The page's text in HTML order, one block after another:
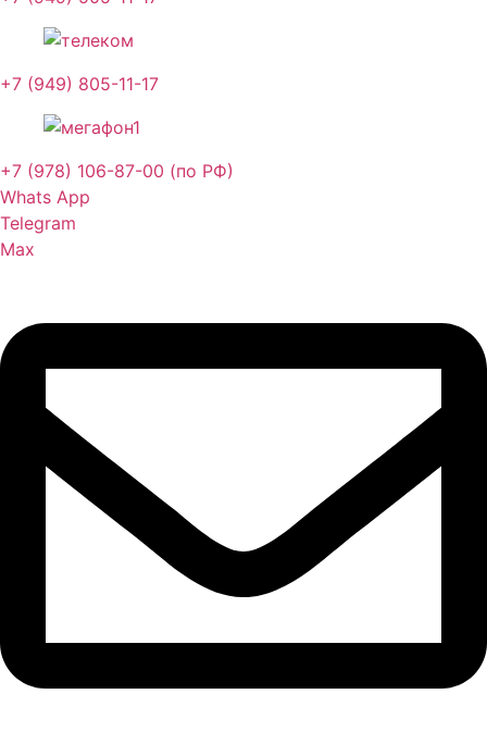
+7 (949) 805-11-17
+7 (978) 106-87-00 (по РФ)
Whats App
Telegram
Max